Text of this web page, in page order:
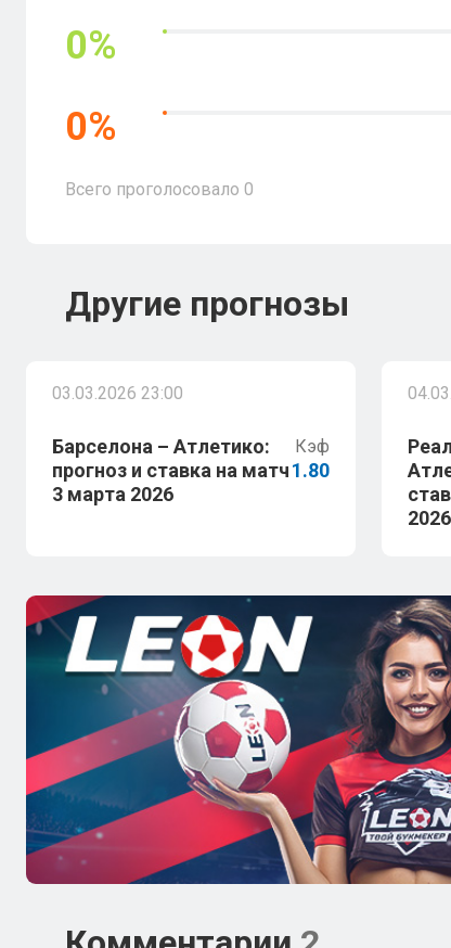
0%
0%
Всего проголосовало 0
Другие прогнозы
03.03.2026 23:00
Барселона – Атлетико:
прогноз и ставка на матч
3 марта 2026
Кэф
1.80
2026